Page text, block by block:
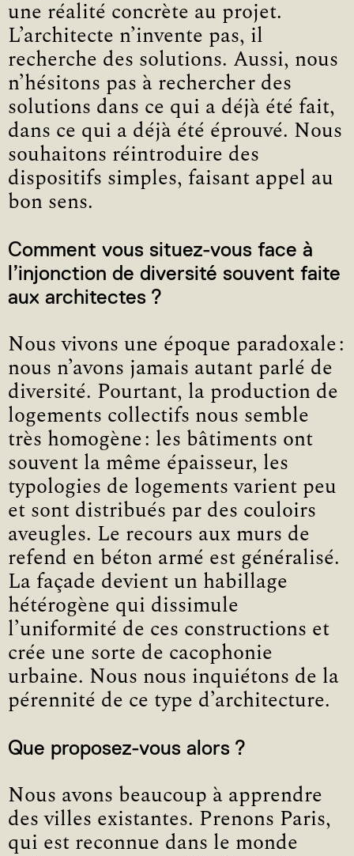
une réalité concrète au projet.
L’architecte n’invente pas, il
recherche des solutions. Aussi, nous
n’hésitons pas à rechercher des
solutions dans ce qui a déjà été fait,
dans ce qui a déjà été éprouvé. Nous
souhaitons réintroduire des
dispositifs simples, faisant appel au
bon sens.
Comment vous situez-vous face à
l’injonction de diversité souvent faite
aux architectes ?
Nous vivons une époque paradoxale :
nous n’avons jamais autant parlé de
diversité. Pourtant, la production de
logements collectifs nous semble
très homogène : les bâtiments ont
souvent la même épaisseur, les
typologies de logements varient peu
et sont distribués par des couloirs
aveugles. Le recours aux murs de
refend en béton armé est généralisé.
La façade devient un habillage
hétérogène qui dissimule
l’uniformité de ces constructions et
crée une sorte de cacophonie
urbaine. Nous nous inquiétons de la
pérennité de ce type d’architecture.
Que proposez-vous alors ?
Nous avons beaucoup à apprendre
des villes existantes. Prenons Paris,
qui est reconnue dans le monde